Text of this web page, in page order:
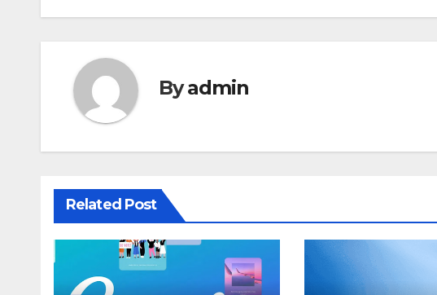
Byadmin
Related Post